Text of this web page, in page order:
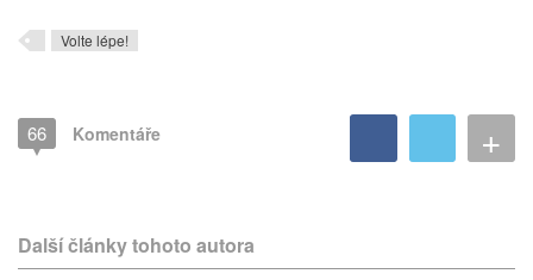
Volte lépe!
66 Komentáře +
Další články tohoto autora